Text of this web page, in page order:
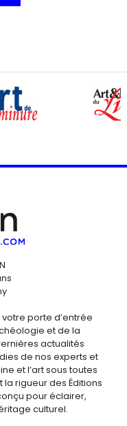
porte d’entrée
et de la
actualités
de nos experts et
et l’art sous toutes
rigueur des Éditions
pour éclairer,
culturel.